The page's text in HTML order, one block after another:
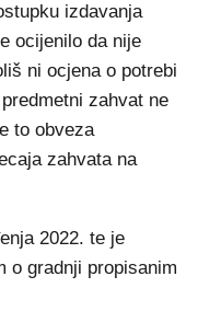
izdavanja
ocijenilo da nije
ni ocjena o potrebi
zahvat ne
to obveza
zahvata na
2022. te je
o gradnji propisanim